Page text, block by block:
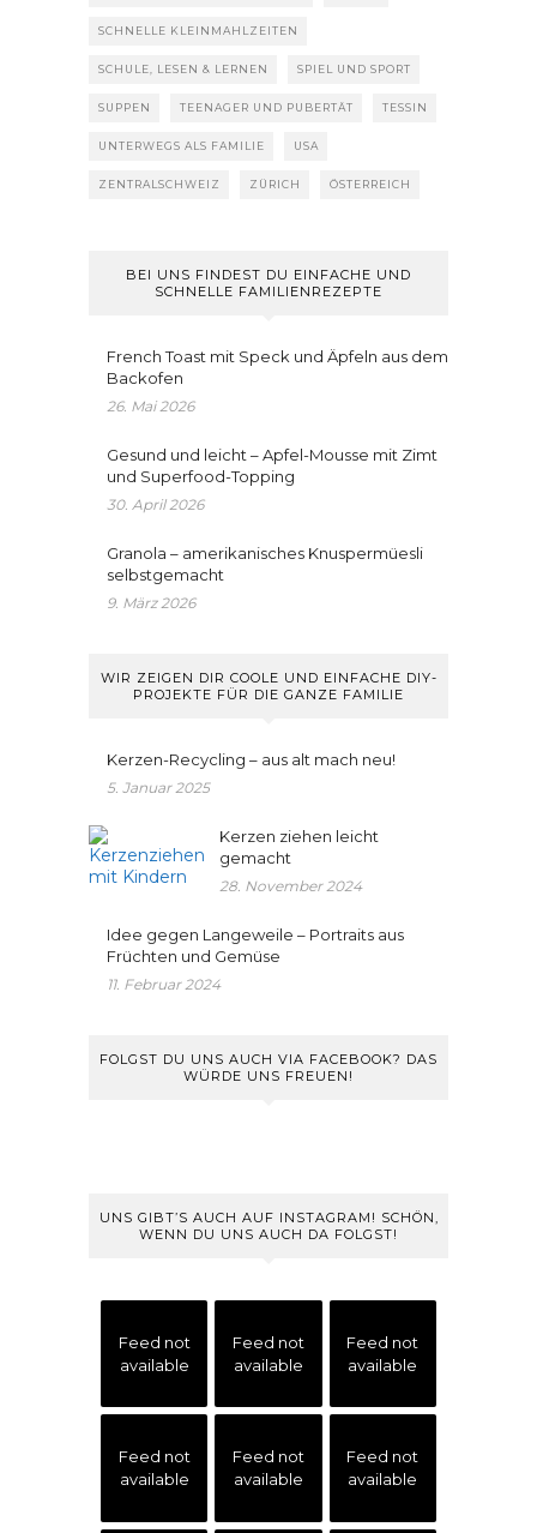
SCHNELLE KLEINMAHLZEITEN
SCHULE, LESEN & LERNEN SPIEL UND SPORT
SUPPEN TEENAGER UND PUBERTÄT TESSIN
UNTERWEGS ALS FAMILIE USA
ZENTRALSCHWEIZ ZÜRICH ÖSTERREICH
BEI UNS FINDEST DU EINFACHE UND
SCHNELLE FAMILIENREZEPTE
French Toast mit Speck und Äpfeln aus dem
Backofen
26. Mai 2026
Gesund und leicht – Apfel-Mousse mit Zimt
und Superfood-Topping
30. April 2026
Granola – amerikanisches Knuspermüesli
selbstgemacht
9. März 2026
WIR ZEIGEN DIR COOLE UND EINFACHE DIY-
PROJEKTE FÜR DIE GANZE FAMILIE
Kerzen-Recycling – aus alt mach neu!
5. Januar 2025
Kerzen ziehen leicht
gemacht
28. November 2024
Idee gegen Langeweile – Portraits aus
Früchten und Gemüse
11. Februar 2024
FOLGST DU UNS AUCH VIA FACEBOOK? DAS
WÜRDE UNS FREUEN!
UNS GIBT’S AUCH AUF INSTAGRAM! SCHÖN,
WENN DU UNS AUCH DA FOLGST!
Feed not
available
Feed not
available
Feed not
available
Feed not
available
Feed not
available
Feed not
available